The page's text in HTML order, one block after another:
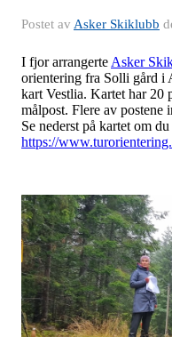
Postet av Asker Skiklubb
I fjor arrangerte Asker
orientering fra Solli gård i
kart Vestlia. Kartet har 20
målpost. Flere av
Se nederst på kartet om
https://